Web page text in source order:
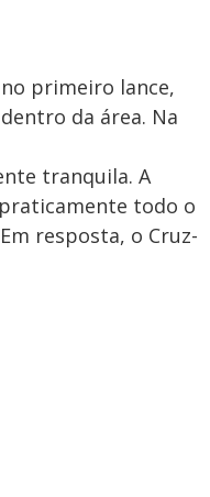
primeiro lance,
da área. Na
tranquila. A
todo o
resposta, o Cruz-